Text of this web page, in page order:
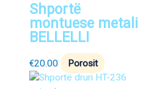
Shportë
montuese metali
BELLELLI
€20.00 Porosit